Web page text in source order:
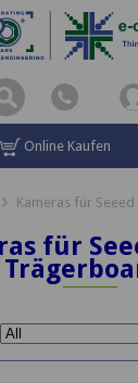
Online Kaufen
Kameras für
für